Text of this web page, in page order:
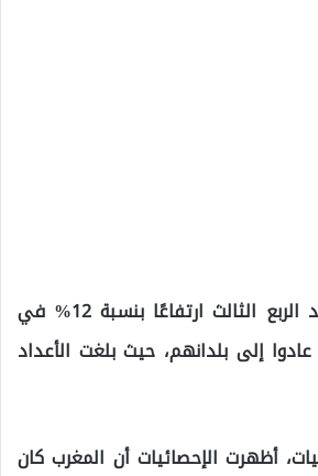
من ناحية أخرى، شهد الربع الثالث ارتفاعًا بنسبة 12% في
إلى بلدانهم، حيث بلغت الأعداد
أظهرت الإحصائيات أن المغرب كان